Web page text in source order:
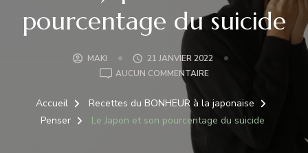
pourcentage du suicide
MAKI
21 JANVIER 2022
AUCUN COMMENTAIRELE
ET
SON
Accueil
Recettes du BONHEUR à la japonaise
Penser
Le Japon et son pourcentage du suicide